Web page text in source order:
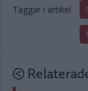
Taggar i artikel